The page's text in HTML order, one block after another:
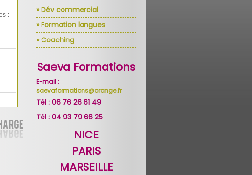
:
» Dév commercial
» Formation langues
» Coaching
Saeva Formations
E-mail :
saevaformations@orange.fr
Tél : 06 76 26 61 49
Tél : 04 93 79 66 25
NICE
PARIS
MARSEILLE